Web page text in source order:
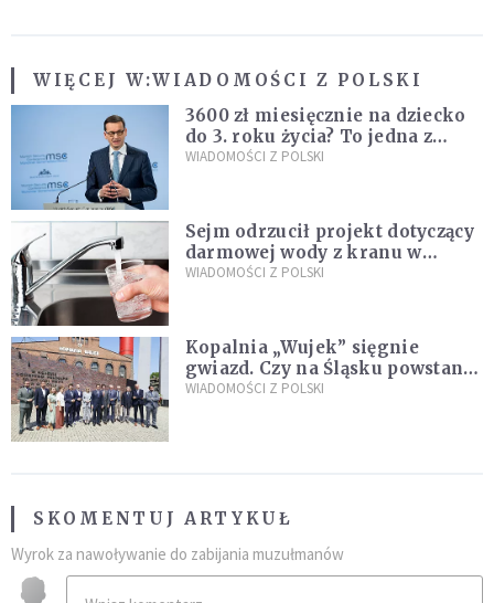
WIĘCEJ W:WIADOMOŚCI Z POLSKI
3600 zł miesięcznie na dziecko
do 3. roku życia? To jedna z
propozycji programu "Rozwój
WIADOMOŚCI Z POLSKI
Sejm odrzucił projekt dotyczący
darmowej wody z kranu w
restauracjach
WIADOMOŚCI Z POLSKI
Kopalnia „Wujek” sięgnie
gwiazd. Czy na Śląsku powstanie
„Dolina Krzemowa”?
WIADOMOŚCI Z POLSKI
SKOMENTUJ ARTYKUŁ
Wyrok za nawoływanie do zabijania muzułmanów